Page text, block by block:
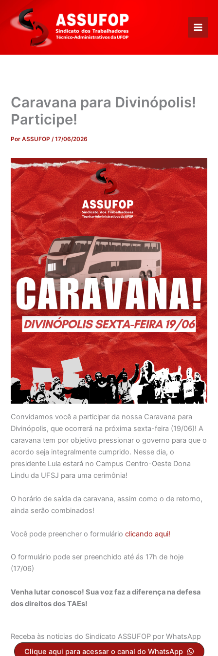
para
conteúdo
Caravana para Divinópolis!
Participe!
PorASSUFOP/17/06/2026
Convidamos você a participar da nossa Caravana para
Divinópolis, que ocorrerá na próxima sexta-feira (19/06)! A
caravana tem por objetivo pressionar o governo para que o
acordo seja integralmente cumprido. Nesse dia, o
presidente Lula estará no Campus Centro-Oeste Dona
Lindu da UFSJ para uma cerimônia!
O horário de saída da caravana, assim como o de retorno,
ainda serão combinados!
Você pode preencher o formulárioclicando aqui!
O formulário pode ser preenchido até ás 17h de hoje
(17/06)
Venha lutar conosco! Sua voz faz a diferença na defesa
dos direitos dos TAEs!
Receba às noticias do Sindicato ASSUFOP por WhatsApp
Clique aqui para acessar o canal do WhatsApp